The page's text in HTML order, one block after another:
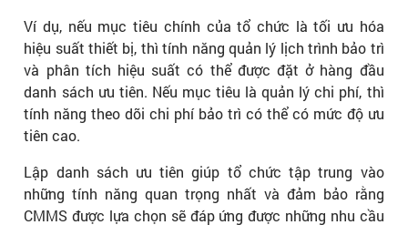
Ví dụ, nếu mục tiêu chính của tổ chức là tối ưu hóa
hiệu suất thiết bị, thì tính năng quản lý lịch trình bảo trì
và phân tích hiệu suất có thể được đặt ở hàng đầu
danh sách ưu tiên. Nếu mục tiêu là quản lý chi phí, thì
tính năng theo dõi chi phí bảo trì có thể có mức độ ưu
tiên cao.
Lập danh sách ưu tiên giúp tổ chức tập trung vào
những tính năng quan trọng nhất và đảm bảo rằng
CMMS được lựa chọn sẽ đáp ứng được những nhu cầu